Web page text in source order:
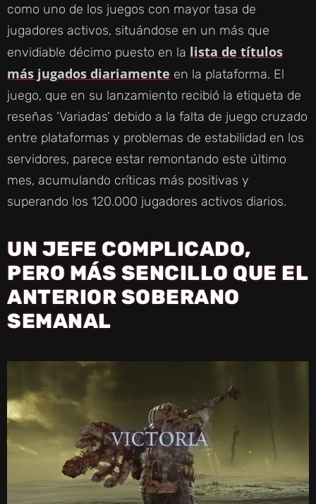
como uno de los juegos con mayor tasa de
jugadores activos, situándose en un más que
envidiable décimo puesto en la lista de títulos
más jugados diariamente en la plataforma. El
juego, que en su lanzamiento recibió la etiqueta de
reseñas ‘Variadas’ debido a la falta de juego cruzado
entre plataformas y problemas de estabilidad en los
servidores, parece estar remontando este último
mes, acumulando críticas más positivas y
superando los 120.000 jugadores activos diarios.
UN JEFE COMPLICADO,
PERO MÁS SENCILLO QUE EL
ANTERIOR SOBERANO
SEMANAL